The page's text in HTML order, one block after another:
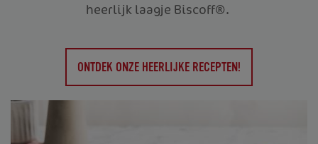
heerlijk laagje Biscoff®.
ONTDEK ONZE HEERLIJKE RECEPTEN!